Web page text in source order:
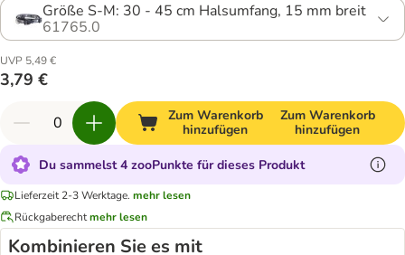
Größe S-M: 30 - 45 cm Halsumfang, 15 mm breit
61765.0
UVP 5,49 €
3,79 €
Zum Warenkorb
hinzufügen
Zum Warenkorb
hinzufügen
Du sammelst 4 zooPunkte für dieses Produkt
Lieferzeit 2-3 Werktage. mehr lesen
Rückgaberechtmehr lesen
Kombinieren Sie es mit